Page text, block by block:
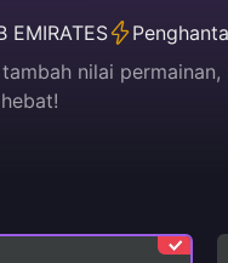
EMIRATES
nilai